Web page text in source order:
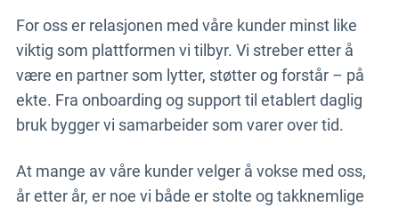
For oss er relasjonen med våre kunder minst like
viktig som plattformen vi tilbyr. Vi streber etter å
være en partner som lytter, støtter og forstår – på
ekte. Fra onboarding og support til etablert daglig
bruk bygger vi samarbeider som varer over tid.
At mange av våre kunder velger å vokse med oss,
år etter år, er noe vi både er stolte og takknemlige